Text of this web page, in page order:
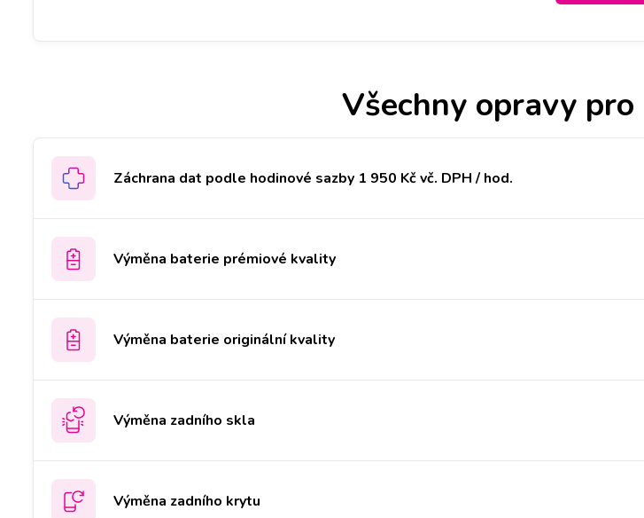
Všechny opravy pro
Záchrana dat podle hodinové sazby 1 950 Kč vč. DPH / hod.
Výměna baterie prémiové kvality
Výměna baterie originální kvality
Výměna zadního skla
Výměna zadního krytu